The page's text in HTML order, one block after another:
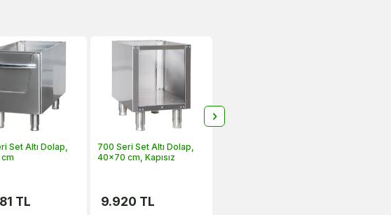
Set Altı Dolap,
TL
700 Seri Set Altı Dolap,
40x70 cm, Kapısız
9.920 TL